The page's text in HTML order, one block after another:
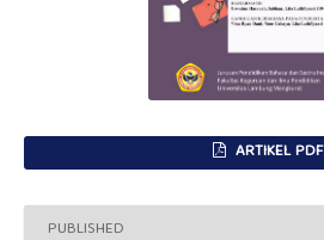
ARTIKEL PDF
PUBLISHED